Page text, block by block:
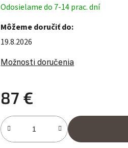
Odosielame do 7-14 prac. dní
Môžeme doručiť do:
19.8.2026
Možnosti doručenia
87 €
Jednotková cena: